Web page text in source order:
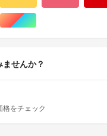
ゴールド/金色系マルチカラー
せんか？
をチェック